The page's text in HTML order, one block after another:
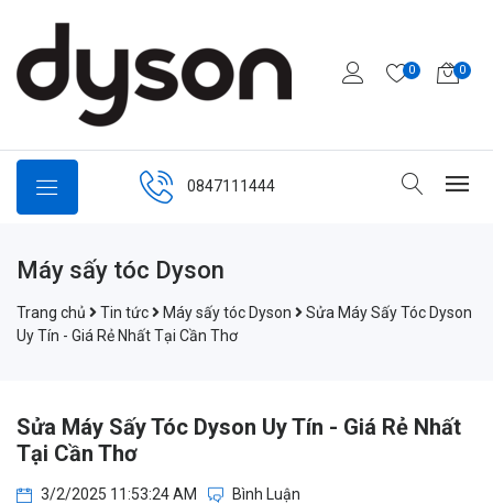
0 0
0847111444
Máy sấy tóc Dyson
Trang chủ Tin tức Máy sấy tóc Dyson
Sửa Máy Sấy Tóc Dyson
Uy Tín - Giá Rẻ Nhất Tại Cần Thơ
Sửa Máy Sấy Tóc Dyson Uy Tín - Giá Rẻ Nhất
Tại Cần Thơ
3/2/2025 11:53:24 AM Bình Luận